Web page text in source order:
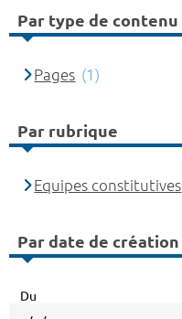
Par type de contenu
Pages (1)
Par rubrique
Equipes constitutives
Par date de création
Du